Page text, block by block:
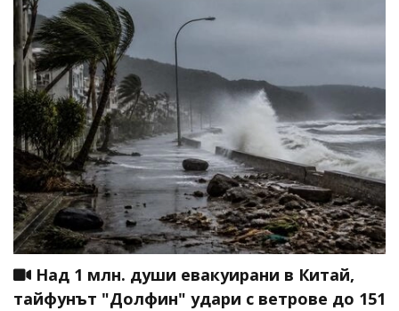
Над 1 млн. души евакуирани в Китай,
тайфунът "Долфин" удари с ветрове до 151